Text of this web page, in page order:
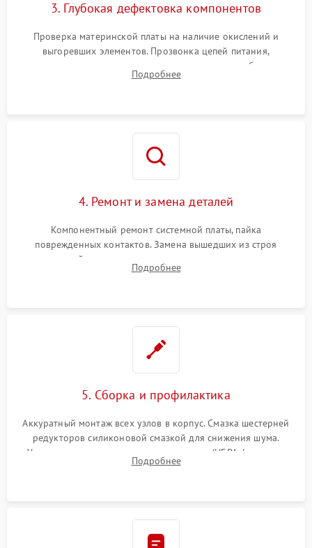
3. Глубокая дефектовка компонентов
Проверка материнской платы на наличие окислений и
выгоревших элементов. Прозвонка цепей питания,
тестирование приводных моторов колес и турбины
всасывания. Оценка состояния оптических и инфракрасных
Подробнее
4. Ремонт и замена деталей
Компонентный ремонт системной платы, пайка
поврежденных контактов. Замена вышедших из строя
двигателей, изношенного аккумулятора, неисправного
лидара или помпы подачи воды. Восстановление шлейфов и
Подробнее
5. Сборка и профилактика
Аккуратный монтаж всех узлов в корпус. Смазка шестерней
редукторов силиконовой смазкой для снижения шума.
Установка новых расходных материалов (HEPA-фильтров,
микрофибры, щеток). Надежная фиксация разъемов и
Подробнее